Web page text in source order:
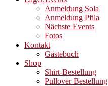
Anmeldung Sola
Anmeldung Pfila
Nächste Events
Fotos
Kontakt
Gästebuch
Shop
Shirt-Bestellung
Pullover Bestellung